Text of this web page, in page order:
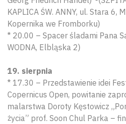
KAPLICA ŚW. ANNY, ul. Stara 6,
Kopernika we Fromborku)
* 20.00 – Spacer śladami Pana
WODNA, Elbląska 2)
19. sierpnia
* 17.30 – Przedstawienie idei
Copernicus Open, powitanie
malarstwa Doroty Kęstowicz
życia” prof. Soon Chul Parka –